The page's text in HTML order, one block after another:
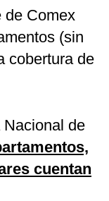
de Comex
(sin
cobertura de
de
cuentan